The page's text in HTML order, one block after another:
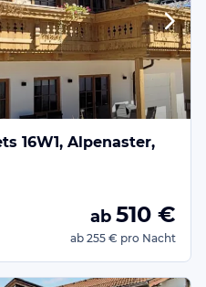
16W1, Alpenaster,
ab 510 €
ab 255 € pro Nacht